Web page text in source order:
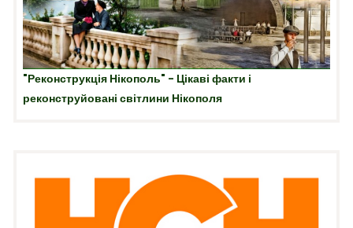
"Реконструкція Нікополь" - Цікаві факти і
реконструйовані світлини Нікополя